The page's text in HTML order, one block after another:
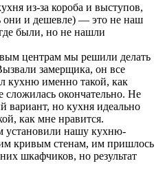
из-за короба и выступов,
они и дешевле) — это не наш
были, но не нашли
центрам мы решили делать
замерщика, он все
кухню именно такой, как
сложилась окончательно. Не
вариант, но кухня идеально
как мне нравится.
установили нашу кухню-
кривым стенам, им пришлось
шкафчиков, но результат